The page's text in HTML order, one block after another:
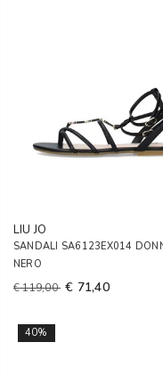
LIU JO
SANDALI SA6123EX014
NERO
€ 119,00 € 71,40
40%